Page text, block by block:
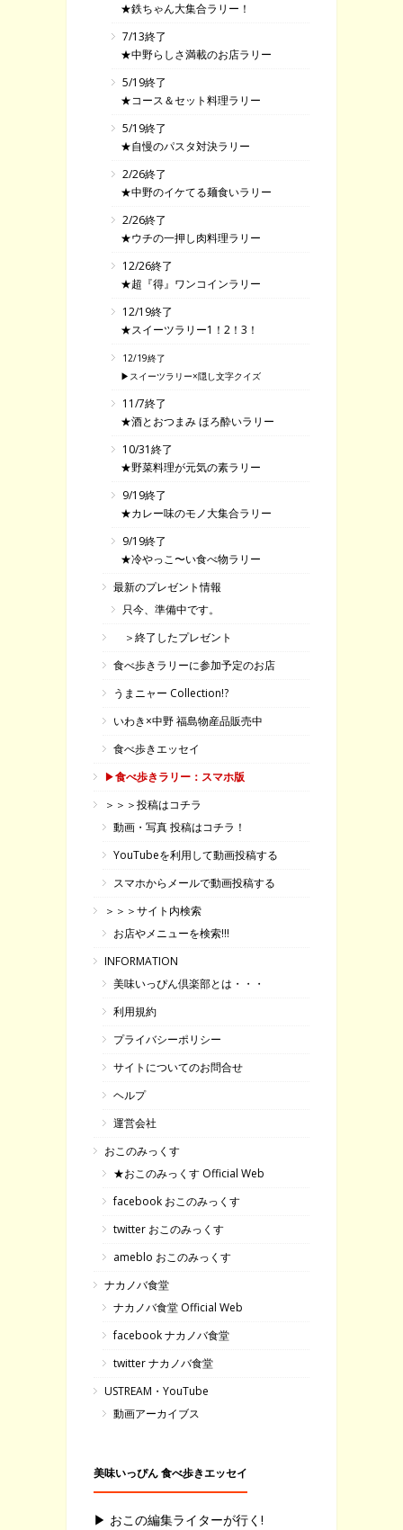
★鉄ちゃん大集合ラリー！
7/13終了
★中野らしさ満載のお店ラリー
5/19終了
★コース＆セット料理ラリー
5/19終了
★自慢のパスタ対決ラリー
2/26終了
★中野のイケてる麺食いラリー
2/26終了
★ウチの一押し肉料理ラリー
12/26終了
★超『得』ワンコインラリー
12/19終了
★スイーツラリー1！2！3！
12/19終了
▶スイーツラリー×隠し文字クイズ
11/7終了
★酒とおつまみ ほろ酔いラリー
10/31終了
★野菜料理が元気の素ラリー
9/19終了
★カレー味のモノ大集合ラリー
9/19終了
★冷やっこ〜い食べ物ラリー
最新のプレゼント情報
只今、準備中です。
＞終了したプレゼント
食べ歩きラリーに参加予定のお店
うまニャー Collection!?
いわき×中野 福島物産品販売中
食べ歩きエッセイ
▶食べ歩きラリー：スマホ版
＞＞＞投稿はコチラ
動画・写真 投稿はコチラ！
YouTubeを利用して動画投稿する
スマホからメールで動画投稿する
＞＞＞サイト内検索
お店やメニューを検索!!!
INFORMATION
美味いっぴん倶楽部とは・・・
利用規約
プライバシーポリシー
サイトについてのお問合せ
ヘルプ
運営会社
おこのみっくす
★おこのみっくす Official Web
facebook おこのみっくす
twitter おこのみっくす
ameblo おこのみっくす
ナカノバ食堂
ナカノバ食堂 Official Web
facebook ナカノバ食堂
twitter ナカノバ食堂
USTREAM・YouTube
動画アーカイブス
美味いっぴん 食べ歩きエッセイ
▶ おこの編集ライターが行く!